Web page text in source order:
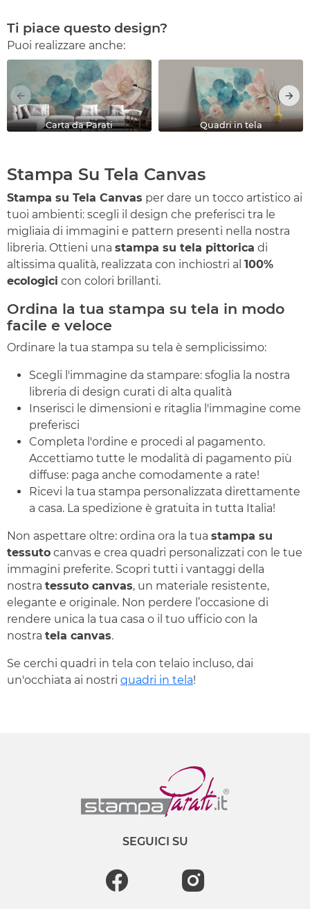
Ti piace questo design?
Puoi realizzare anche:
Carta da Parati Quadri in tela
Stampa Su Tela Canvas
Stampa su Tela Canvas per dare un tocco artistico ai
tuoi ambienti: scegli il design che preferisci tra le
migliaia di immagini e pattern presenti nella nostra
libreria. Ottieni una stampa su tela pittorica di
altissima qualità, realizzata con inchiostri al 100%
ecologici con colori brillanti.
Ordina la tua stampa su tela in modo
facile e veloce
Ordinare la tua stampa su tela è semplicissimo:
Scegli l'immagine da stampare: sfoglia la nostra
libreria di design curati di alta qualità
Inserisci le dimensioni e ritaglia l'immagine come
preferisci
Completa l'ordine e procedi al pagamento.
Accettiamo tutte le modalità di pagamento più
diffuse: paga anche comodamente a rate!
Ricevi la tua stampa personalizzata direttamente
a casa. La spedizione è gratuita in tutta Italia!
Non aspettare oltre: ordina ora la tua stampa su
tessuto canvas e crea quadri personalizzati con le tue
immagini preferite. Scopri tutti i vantaggi della
nostra tessuto canvas, un materiale resistente,
elegante e originale. Non perdere l’occasione di
rendere unica la tua casa o il tuo ufficio con la
nostra tela canvas.
Se cerchi quadri in tela con telaio incluso, dai
un'occhiata ai nostri quadri in tela!
SEGUICI SU